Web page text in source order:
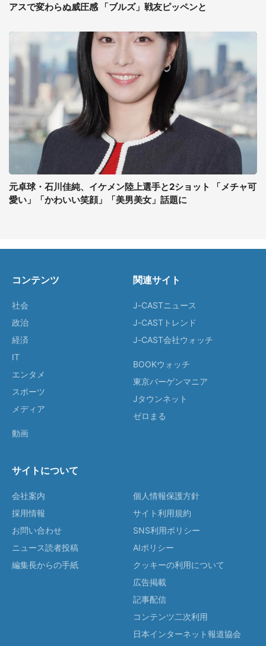
アスで変わらぬ威圧感 「ブルズ」戦友ピッペンと
元卓球・石川佳純、イケメン陸上選手と2ショット 「メチャ可
愛い」「かわいい笑顔」「美男美女」話題に
コンテンツ
社会
政治
経済
IT
エンタメ
スポーツ
メディア
動画
関連サイト
J-CASTニュース
J-CASTトレンド
J-CAST会社ウォッチ
BOOKウォッチ
東京バーゲンマニア
Jタウンネット
ゼロまる
サイトについて
会社案内
採用情報
お問い合わせ
ニュース読者投稿
編集長からの手紙
個人情報保護方針
サイト利用規約
SNS利用ポリシー
AIポリシー
クッキーの利用について
広告掲載
記事配信
コンテンツ二次利用
日本インターネット報道協会